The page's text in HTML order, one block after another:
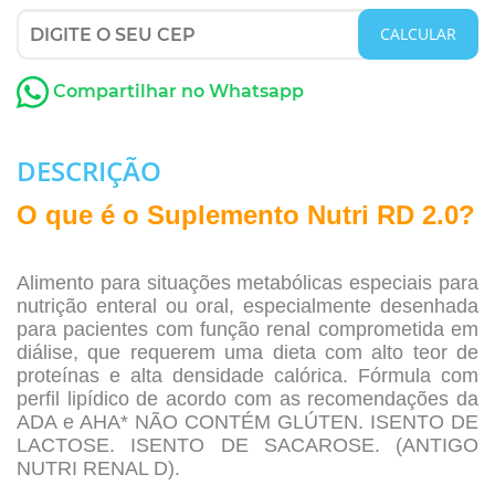
CALCULAR
Compartilhar no Whatsapp
DESCRIÇÃO
O que é o Suplemento Nutri RD 2.0?
Alimento para situações metabólicas especiais para
nutrição enteral ou oral, especialmente desenhada
para pacientes com função renal comprometida em
diálise, que requerem uma dieta com alto teor de
proteínas e alta densidade calórica. Fórmula com
perfil lipídico de acordo com as recomendações da
ADA e AHA* NÃO CONTÉM GLÚTEN. ISENTO DE
LACTOSE. ISENTO DE SACAROSE. (ANTIGO
NUTRI RENAL D).